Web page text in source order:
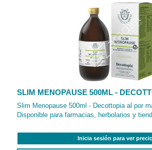
SLIM MENOPAUSE 500ML -
Slim Menopause 500ml - Decottopia al por
Disponible para farmacias, herbolarios y
Inicia sesión para ver